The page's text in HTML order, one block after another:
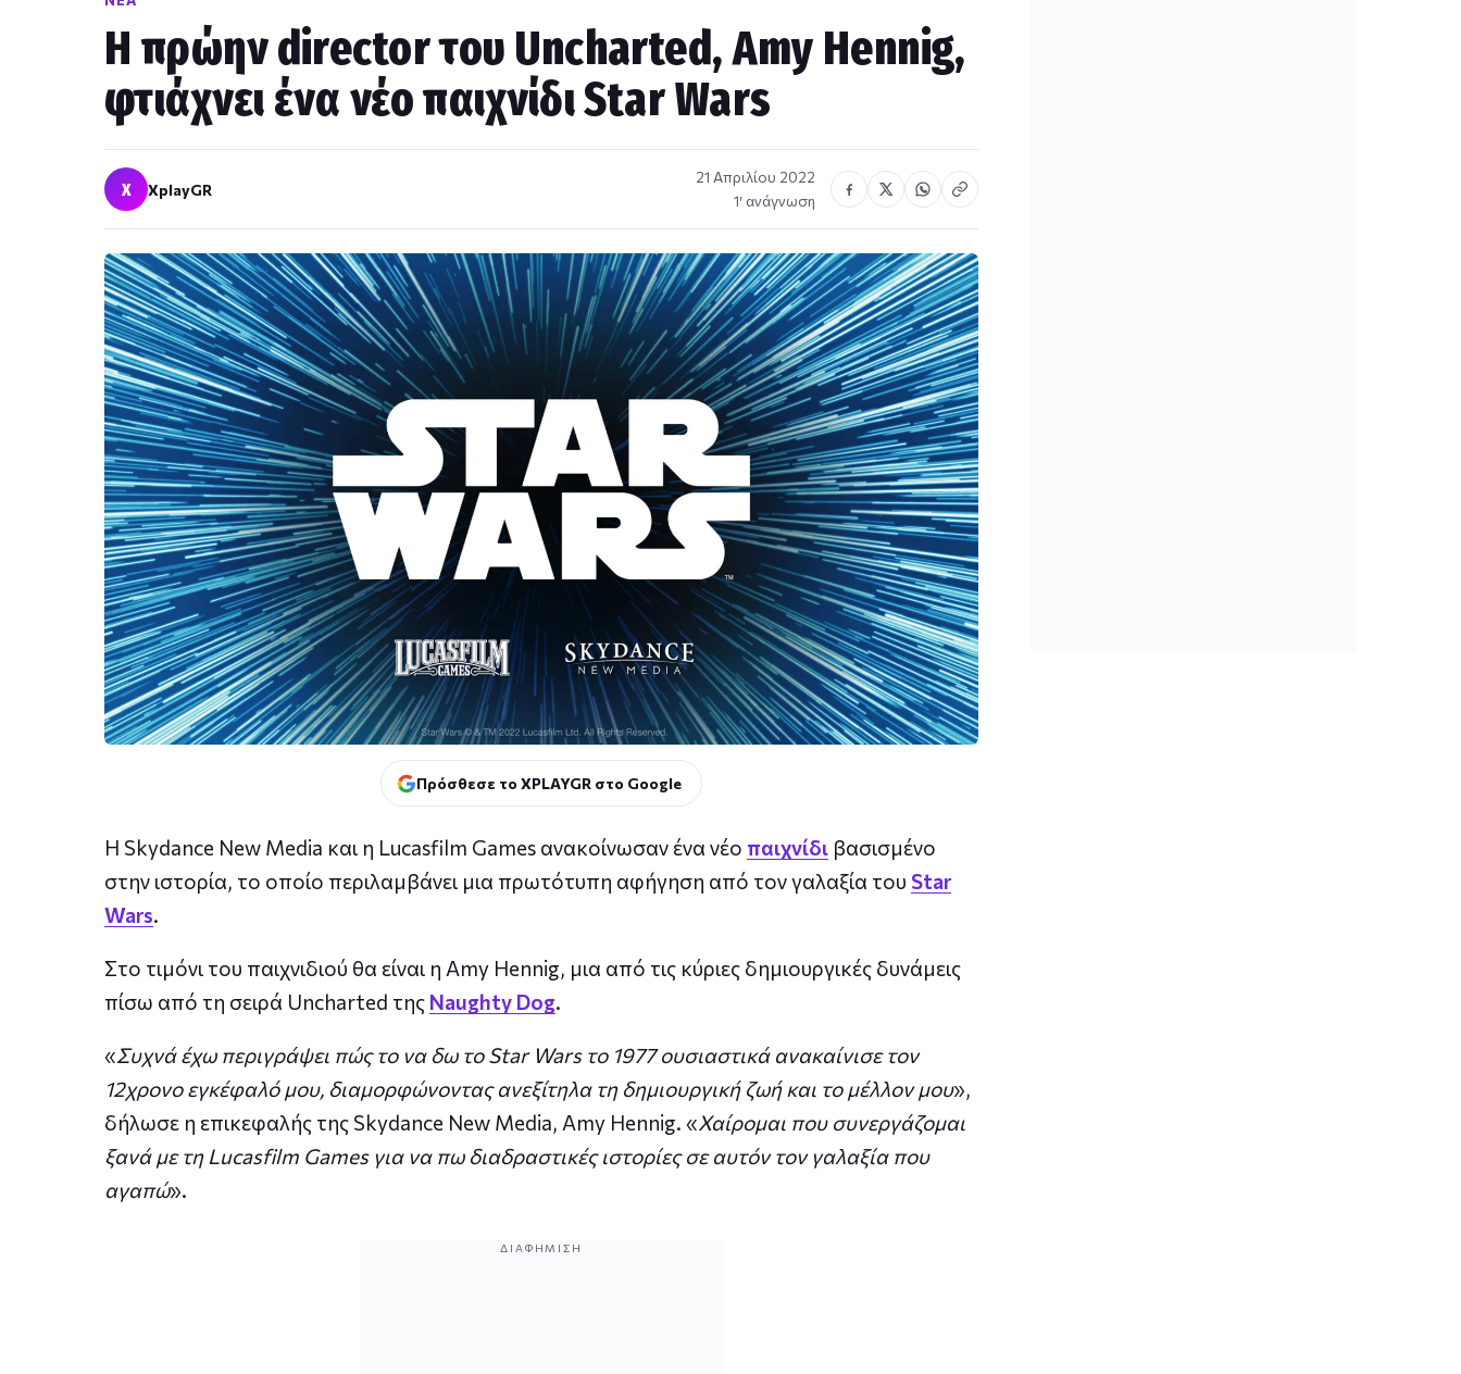
Η πρώην director του Uncharted, Amy Hennig,
φτιάχνει ένα νέο παιχνίδι Star Wars
X XplayGR
21 Απριλίου 2022
1′ ανάγνωση
Πρόσθεσε το XPLAYGR στο Google
Η Skydance New Media και η Lucasfilm Games ανακοίνωσαν ένα νέο παιχνίδι βασισμένο
στην ιστορία, το οποίο περιλαμβάνει μια πρωτότυπη αφήγηση από τον γαλαξία του Star
Wars.
Στο τιμόνι του παιχνιδιού θα είναι η Amy Hennig, μια από τις κύριες δημιουργικές δυνάμεις
πίσω από τη σειρά Uncharted της Naughty Dog.
«Συχνά έχω περιγράψει πώς το να δω το Star Wars το 1977 ουσιαστικά ανακαίνισε τον
12χρονο εγκέφαλό μου, διαμορφώνοντας ανεξίτηλα τη δημιουργική ζωή και το μέλλον μου»,
δήλωσε η επικεφαλής της Skydance New Media, Amy Hennig. «Χαίρομαι που συνεργάζομαι
ξανά με τη Lucasfilm Games για να πω διαδραστικές ιστορίες σε αυτόν τον γαλαξία που
αγαπώ».
ΔΙΑΦΉΜΙΣΗ